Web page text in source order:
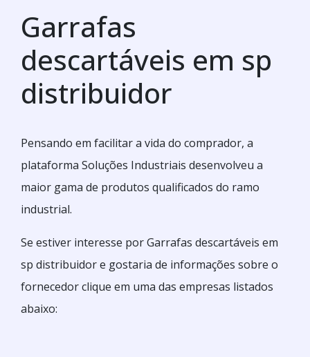
Garrafas
descartáveis em sp
distribuidor
Pensando em facilitar a vida do comprador, a
plataforma Soluções Industriais desenvolveu a
maior gama de produtos qualificados do ramo
industrial.
Se estiver interesse por Garrafas descartáveis em
sp distribuidor e gostaria de informações sobre o
fornecedor clique em uma das empresas listados
abaixo: